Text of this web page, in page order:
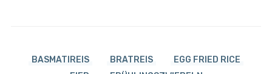
BASMATIREIS BRATREIS
EGG FRIED RICE